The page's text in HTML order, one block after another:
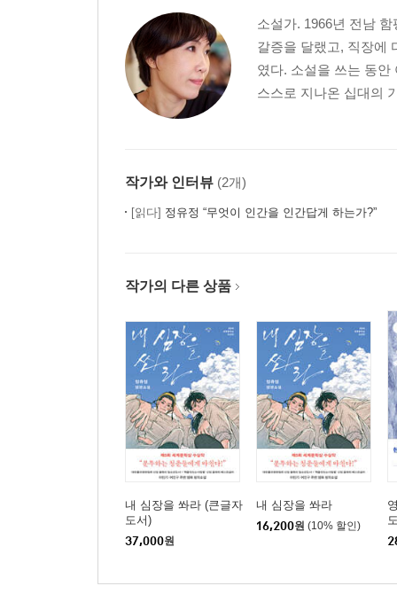
소설가. 1966년 전남
갈증을 달랬고, 직장에
였다. 소설을 쓰는 동안
스스로 지나온 십대의
작가와 인터뷰 (2개)
[읽다] 정유정 “무엇이 인간을 인간답게 하는가?”
작가의 다른 상품
내 심장을 쏴라 (큰글자
도서)
37,000원
내 심장을 쏴라
16,200원 (10% 할인)